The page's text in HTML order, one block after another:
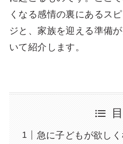
くなる感情の裏にあるス
ジと、家族を迎える準備
いて紹介します。
急に子どもが欲し